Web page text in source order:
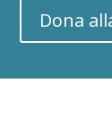
Dona